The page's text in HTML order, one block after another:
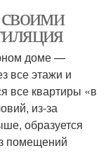
доме —
все этажи и
все квартиры «в
из-за
образуется
помещений